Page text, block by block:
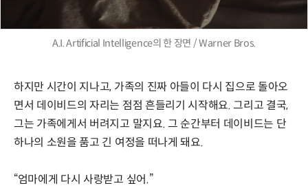
A.I. Artificial Intelligence의 한 장면 / Warner Bros.
하지만 시간이 지나고, 가족의 진짜 아들이 다시 집으로 돌아오
면서 데이비드의 자리는 점점 흔들리기 시작해요. 그리고 결국,
그는 가족에게서 버려지고 말지요. 그 순간부터 데이비드는 단
하나의 소원을 품고 긴 여정을 떠나게 돼요.
“엄마에게 다시 사랑받고 싶어.”